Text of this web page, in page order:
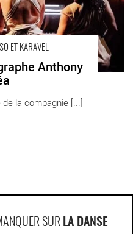
ET KARAVEL
Anthony
la compagnie [...]
SUR LA DANSE